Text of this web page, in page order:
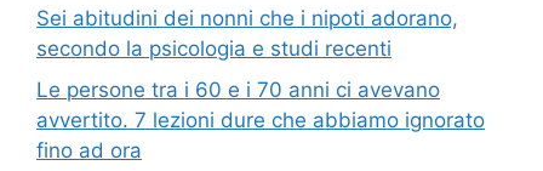
Sei abitudini dei nonni che i nipoti adorano,
secondo la psicologia e studi recenti
Le persone tra i 60 e i 70 anni ci avevano
avvertito. 7 lezioni dure che abbiamo ignorato
fino ad ora